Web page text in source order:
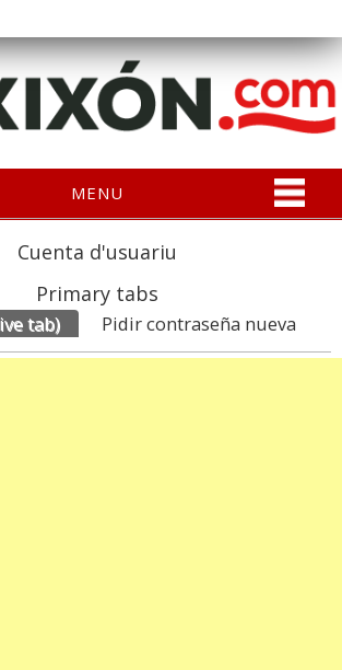
MENU
Cuenta d'usuariu
Primary tabs
tab) Pidir contraseña nueva